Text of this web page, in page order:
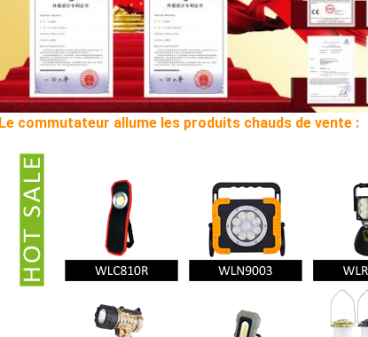
Le commutateur allume les produits chauds de vente :